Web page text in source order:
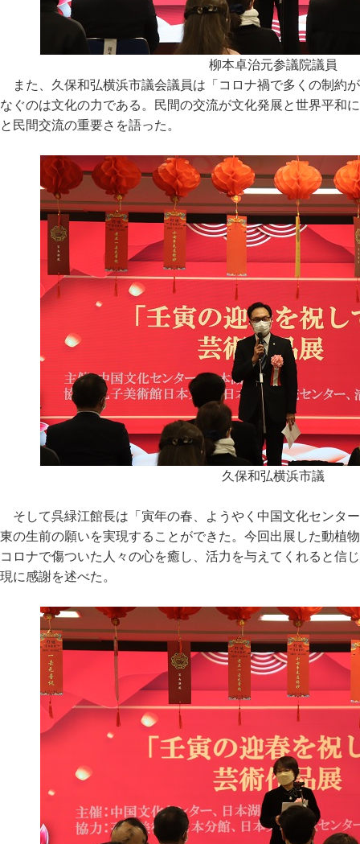
柳本卓治元参議院議員
また、久保和弘横浜市議会議員は「コロナ禍で多くの制約
なぐのは文化の力である。民間の交流が文化発展と世界平和
と民間交流の重要さを語った。
久保和弘横浜市議
そして呉緑江館長は「寅年の春、ようやく中国文化センタ
東の生前の願いを実現することができた。今回出展した動植
コロナで傷ついた人々の心を癒し、活力を与えてくれると信
現に感謝を述べた。